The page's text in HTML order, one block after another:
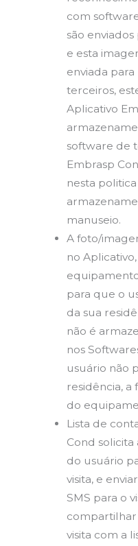
com
são
e esta
enviada
terceiros,
Aplicativo
software de
Embrasp
nesta
manuseio.
A foto/
no
para que o
da sua
não é
nos
usuário não
residência,
do
Lista de
Cond solicita
do usuário
visita, e
SMS para o
compartilhar
visita com a